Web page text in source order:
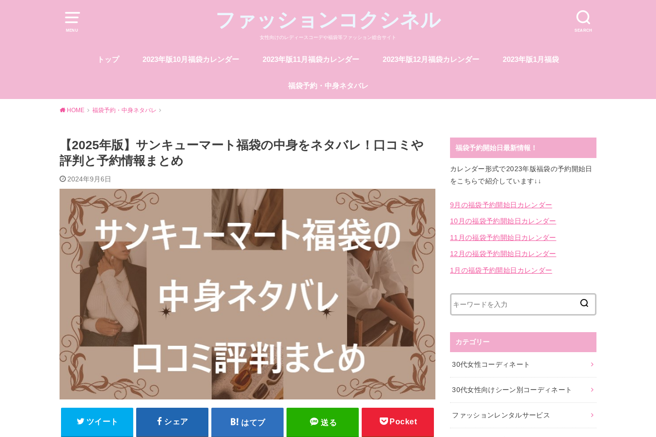
MENU SEARCH
ファッションコクシネル
女性向けのレディースコーデや福袋等ファッション総合サイト
トップ 2023年版10月福袋カレンダー 2023年版11月福袋カレンダー 2023年版12月福袋カレンダー 2023年版1月福袋
福袋予約・中身ネタバレ
HOME 福袋予約・中身ネタバレ
【2025年版】サンキューマート福袋の中身をネタバレ！口コミや
評判と予約情報まとめ
2024年9月6日
ツイート シェア はてブ 送る Pocket
福袋予約開始日最新情報！
カレンダー形式で2023年版福袋の予約開始日
をこちらで紹介しています↓↓
9月の福袋予約開始日カレンダー
10月の福袋予約開始日カレンダー
11月の福袋予約開始日カレンダー
12月の福袋予約開始日カレンダー
1月の福袋予約開始日カレンダー
カテゴリー
30代女性コーディネート
30代女性向けシーン別コーディネート
ファッションレンタルサービス